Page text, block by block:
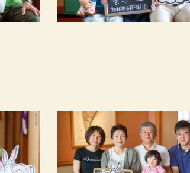
カレンダーから探す ベストレート